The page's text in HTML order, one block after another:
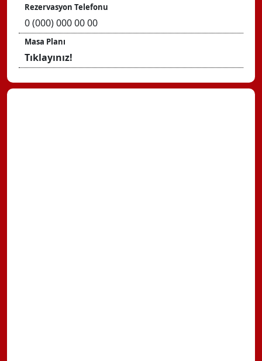
Rezervasyon Telefonu
0 (000) 000 00 00
Masa Planı
Tıklayınız!